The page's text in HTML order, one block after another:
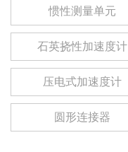
惯性测量单元
石英挠性加速度计
压电式加速度计
圆形连接器